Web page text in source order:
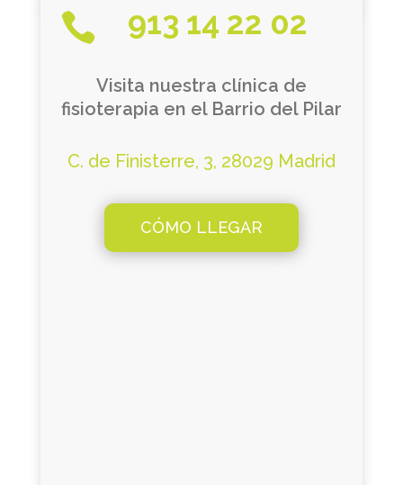
 913 14 22 02
Visita nuestra clínica de
fisioterapia en el Barrio del Pilar
C. de Finisterre, 3, 28029 Madrid
CÓMO LLEGAR